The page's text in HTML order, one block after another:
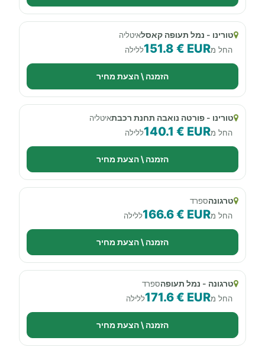
טורינו - נמל תעופה קאסלאיטליה
החל מ151.8 € EURללילה
הזמנה \ הצעת מחיר
טורינו - פורטה נואבה תחנת רכבתאיטליה
החל מ140.1 € EURללילה
הזמנה \ הצעת מחיר
טרגונהספרד
החל מ166.6 € EURללילה
הזמנה \ הצעת מחיר
טרגונה - נמל תעופהספרד
החל מ171.6 € EURללילה
הזמנה \ הצעת מחיר